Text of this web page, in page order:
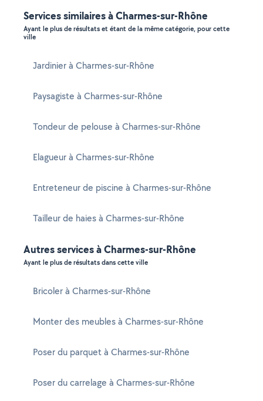
Services similaires à Charmes-sur-Rhône
Ayant le plus de résultats et étant de la même catégorie, pour cette
ville
Jardinier à Charmes-sur-Rhône
Paysagiste à Charmes-sur-Rhône
Tondeur de pelouse à Charmes-sur-Rhône
Elagueur à Charmes-sur-Rhône
Entreteneur de piscine à Charmes-sur-Rhône
Tailleur de haies à Charmes-sur-Rhône
Autres services à Charmes-sur-Rhône
Ayant le plus de résultats dans cette ville
Bricoler à Charmes-sur-Rhône
Monter des meubles à Charmes-sur-Rhône
Poser du parquet à Charmes-sur-Rhône
Poser du carrelage à Charmes-sur-Rhône